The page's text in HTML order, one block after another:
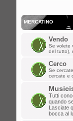
mer set
mer
kidg »
vecchi
lun
MERCATINO
Vendo
Se volete
del tutto),
Cerco
Se
cercate e
Tutti
quando
Lasciate
bocca al